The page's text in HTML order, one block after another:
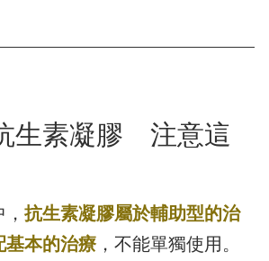
生素凝膠 注意這
抗生素凝膠屬於輔助型的治
基本的治療 ，不能單獨使用。